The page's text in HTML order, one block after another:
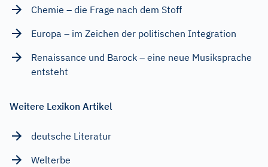
Chemie – die Frage nach dem Stoff
Europa – im Zeichen der politischen Integration
Renaissance und Barock – eine neue Musiksprache
entsteht
Weitere Lexikon Artikel
deutsche Literatur
Welterbe